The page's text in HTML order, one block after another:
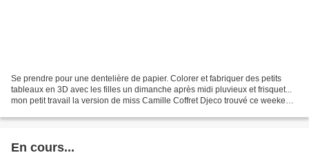
Se prendre pour une dentelière de papier. Colorer et fabriquer des petits
tableaux en 3D avec les filles un dimanche après midi pluvieux et frisquet...
mon petit travail la version de miss Camille Coffret Djeco trouvé ce weekend
En cours...